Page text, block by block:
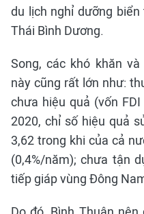
du lịch nghỉ dưỡng
Thái Bình Dương.
Song, các khó khăn
này cũng rất lớn như:
chưa hiệu quả (vốn
2020, chỉ số hiệu quả
3,62 trong khi của cả
(0,4%/năm); chưa tận
tiếp giáp vùng Đông